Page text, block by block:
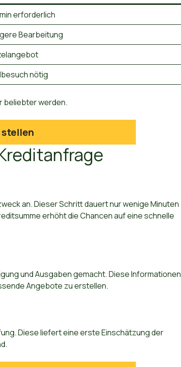
erforderlich
Bearbeitung
nötig
beliebter werden.
an. Dieser Schritt dauert nur wenige Minuten
erhöht die Chancen auf eine schnelle
und Ausgaben gemacht. Diese Informationen
Angebote zu erstellen.
Diese liefert eine erste Einschätzung der